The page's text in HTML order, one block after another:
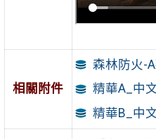
相關附件
森林防火-
精華A_中
精華B_中